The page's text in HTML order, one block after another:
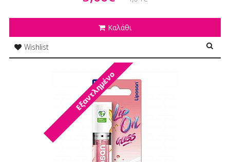
Καλάθι
Wishlist
Εξαντλημένο